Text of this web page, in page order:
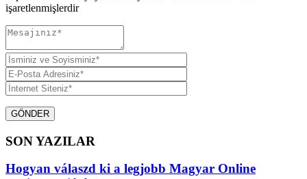
işaretlenmişlerdir
GÖNDER
SON YAZILAR
Hogyan válaszd ki a legjobb Magyar Online